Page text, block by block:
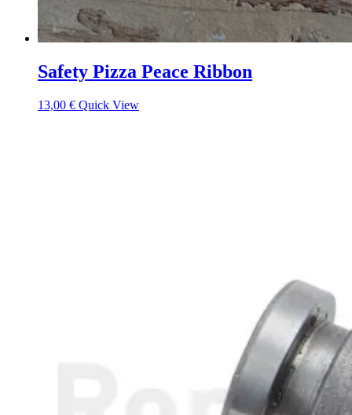
Safety Pizza Peace Ribbon
13,00 € Quick View